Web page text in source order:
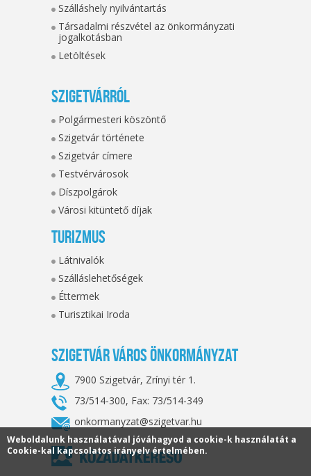
Szálláshely nyilvántartás
Társadalmi részvétel az önkormányzati
jogalkotásban
Letöltések
Szigetvárról
Polgármesteri köszöntő
Szigetvár története
Szigetvár címere
Testvérvárosok
Díszpolgárok
Városi kitüntető díjak
Turizmus
Látnivalók
Szálláslehetőségek
Éttermek
Turisztikai Iroda
Szigetvár Város Önkormányzat
7900 Szigetvár, Zrínyi tér 1.
73/514-300, Fax: 73/514-349
onkormanyzat@szigetvar.hu
Weboldalunk használatával jóváhagyod a cookie-k használatát a
Cookie-kal kapcsolatos irányelv értelmében.